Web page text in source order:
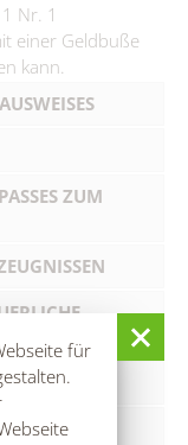
für
Nr. 1
einer Geldbuße
kann.
ZUM